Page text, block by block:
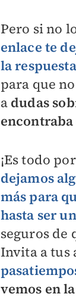
Pero si no
enlace te
la
para que
a dudas
encontraba
¡Es todo
dejamos
más para
hasta ser
seguros de
Invita a tus
vemos en